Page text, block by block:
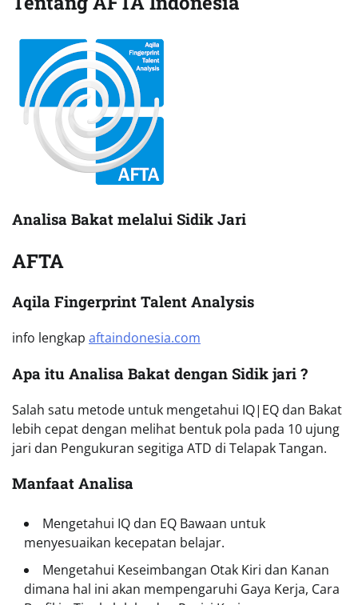
Analisa Bakat melalui Sidik Jari
AFTA
Aqila Fingerprint Talent Analysis
info lengkap aftaindonesia.com
Apa itu Analisa Bakat dengan Sidik jari ?
Salah satu metode untuk mengetahui IQ|EQ dan Bakat
lebih cepat dengan melihat bentuk pola pada 10 ujung
jari dan Pengukuran segitiga ATD di Telapak Tangan.
Manfaat Analisa
Mengetahui IQ dan EQ Bawaan untuk
menyesuaikan kecepatan belajar.
Mengetahui Keseimbangan Otak Kiri dan Kanan
dimana hal ini akan mempengaruhi Gaya Kerja, Cara